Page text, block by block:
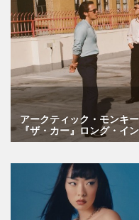
アークティック・モンキ
『ザ・カー』ロング・イ